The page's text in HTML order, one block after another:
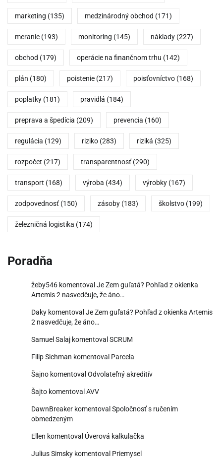
marketing (135) medzinárodný obchod (171)
meranie (193) monitoring (145) náklady (227)
obchod (179) operácie na finančnom trhu (142)
plán (180) poistenie (217) poisťovníctvo (168)
poplatky (181) pravidlá (184)
preprava a špedícia (209) prevencia (160)
regulácia (129) riziko (283) riziká (325)
rozpočet (217) transparentnosť (290)
transport (168) výroba (434) výrobky (167)
zodpovednosť (150) zásoby (183) školstvo (199)
železničná logistika (174)
Poradňa
žeby546 komentoval Je Zem guľatá? Pohľad z okienka
Artemis 2 nasvedčuje, že áno…
Daky komentoval Je Zem guľatá? Pohľad z okienka Artemis
2 nasvedčuje, že áno…
Samuel Salaj komentoval SCRUM
Filip Sichman komentoval Parcela
Šajno komentoval Odvolateľný akreditív
Šajto komentoval AVV
DawnBreaker komentoval Spoločnosť s ručením
obmedzeným
Ellen komentoval Úverová kalkulačka
Julius Simsky komentoval Priemysel